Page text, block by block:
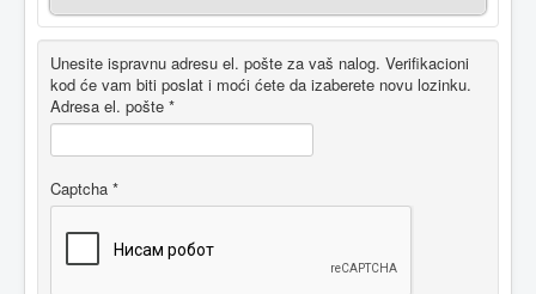
Unesite ispravnu adresu el. pošte za vaš nalog. Verifikacioni
kod će vam biti poslat i moći ćete da izaberete novu lozinku.
Adresa el. pošte *
Captcha *